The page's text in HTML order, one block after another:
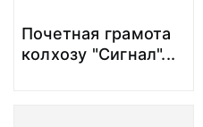
Почетная грамота
колхозу "Сигнал"...